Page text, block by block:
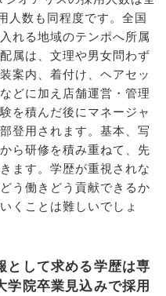
人数も同程度です。全国
れる地域のテンポへ所属
属は、文理や男女問わず
案内、着付け、ヘアセッ
どに加え店舗運営・管理
を積んだ後にマネージャ
登用されます。基本、写
ら研修を積み重ねて、先
ます。学歴が重視されな
う働きどう貢献できるか
くことは難しいでしょ
として求める学歴は専
学院卒業見込みで採用